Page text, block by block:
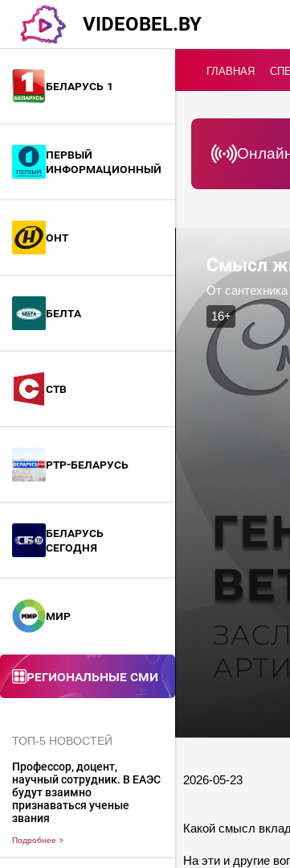
VIDEOBEL.BY
Беларусь 1
Первый
информационный
ОНТ
БелТА
СТВ
РТР-Беларусь
БЕЛАРУСЬ
СЕГОДНЯ
МИР
Региональные СМИ
ТОП-5 НОВОСТЕЙ
Профессор, доцент,
научный сотрудник. В ЕАЭС
будут взаимно
признаваться ученые
звания
Подробнее >
ГЛАВНАЯ
Смысл
От
16+
2026-05-23
Какой смысл
На эти и другие